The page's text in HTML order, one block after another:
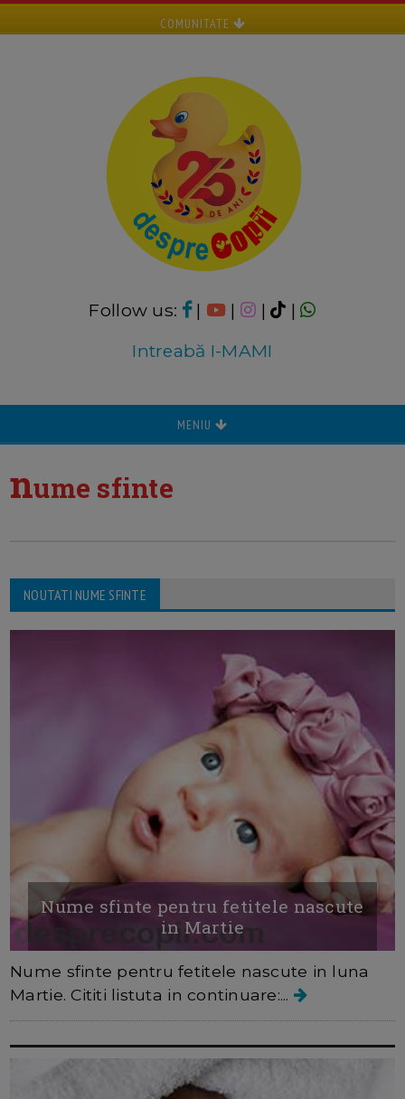
COMUNITATE
Follow us: | | |
|
Intreabă I-MAMI
MENIU
nume sfinte
NOUTATI NUME SFINTE
Nume sfinte pentru fetitele nascute
in Martie
Nume sfinte pentru fetitele nascute in luna
Martie. Cititi listuta in continuare:...